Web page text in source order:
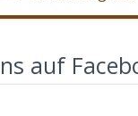
auf